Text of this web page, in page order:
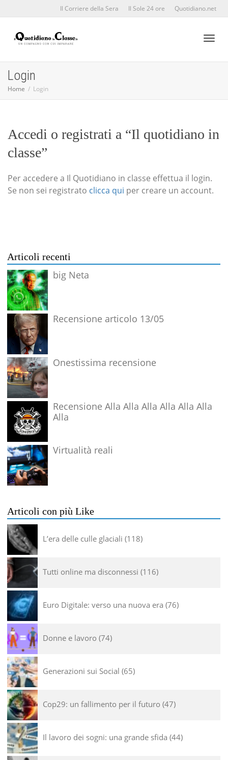
Il Corriere della Sera Il Sole 24 ore Quotidiano.net
Login
Home Login
Accedi o registrati a “Il quotidiano in
classe”
Per accedere a Il Quotidiano in classe effettua il login.
Se non sei registrato clicca qui per creare un account.
Articoli recenti
big Neta
Recensione articolo 13/05
Onestissima recensione
Recensione Alla Alla Alla Alla Alla Alla
Alla
Virtualità reali
Articoli con più Like
L’era delle culle glaciali 118
Tutti online ma disconnessi 116
Euro Digitale: verso una nuova era 76
Donne e lavoro 74
Generazioni sui Social 65
Cop29: un fallimento per il futuro 47
Il lavoro dei sogni: una grande sfida 44